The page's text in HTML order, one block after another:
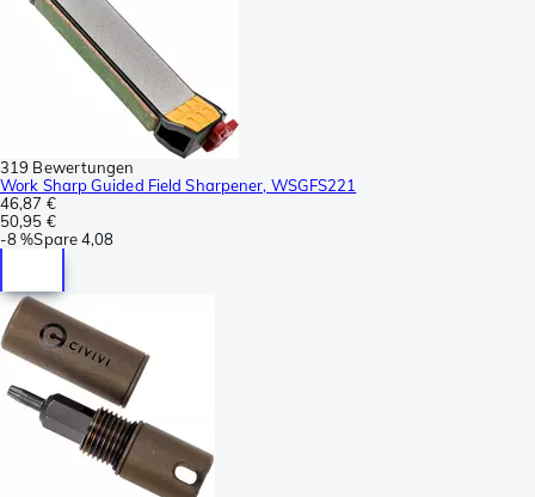
319 Bewertungen
Work Sharp Guided Field Sharpener, WSGFS221
46,87 €
50,95 €
-8 %Spare4,08